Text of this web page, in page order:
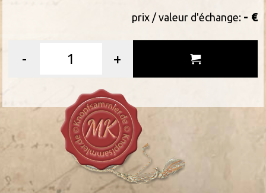
prix / valeur d'échange: - €
- +